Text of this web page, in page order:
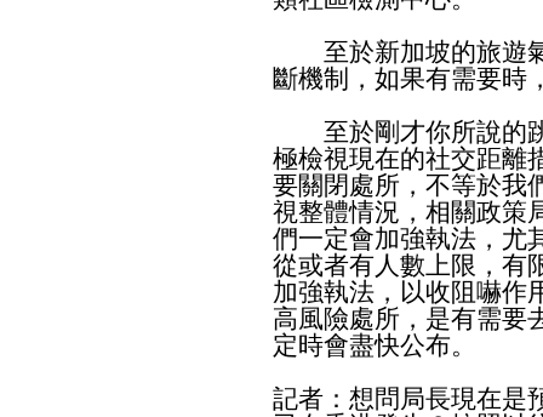
至於新加坡的旅遊氣
斷機制，如果有需要時
至於剛才你所說的跳
極檢視現在的社交距離
要關閉處所，不等於我
視整體情況，相關政策
們一定會加強執法，尤
從或者有人數上限，有
加強執法，以收阻嚇作
高風險處所，是有需要
定時會盡快公布。
記者：想問局長現在是